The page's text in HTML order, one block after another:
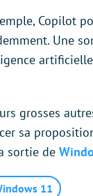
Copilot
Une
artificielle
grosses
sa
sortie de
11